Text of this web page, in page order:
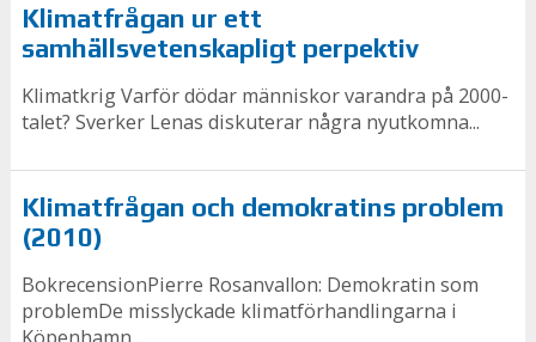
Klimatfrågan ur ett
samhällsvetenskapligt perpektiv
Klimatkrig Varför dödar människor varandra på 2000-
talet? Sverker Lenas diskuterar några nyutkomna...
Klimatfrågan och demokratins problem
(2010)
BokrecensionPierre Rosanvallon: Demokratin som
problemDe misslyckade klimatförhandlingarna i